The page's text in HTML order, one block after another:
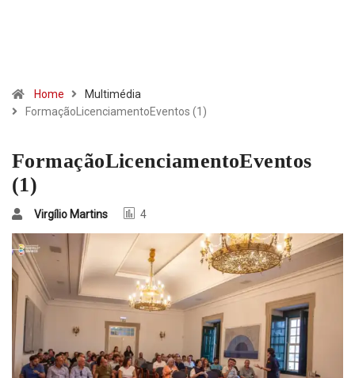
Home
Multimédia
FormaçãoLicenciamentoEventos (1)
FormaçãoLicenciamentoEventos
(1)
Virgílio Martins 4